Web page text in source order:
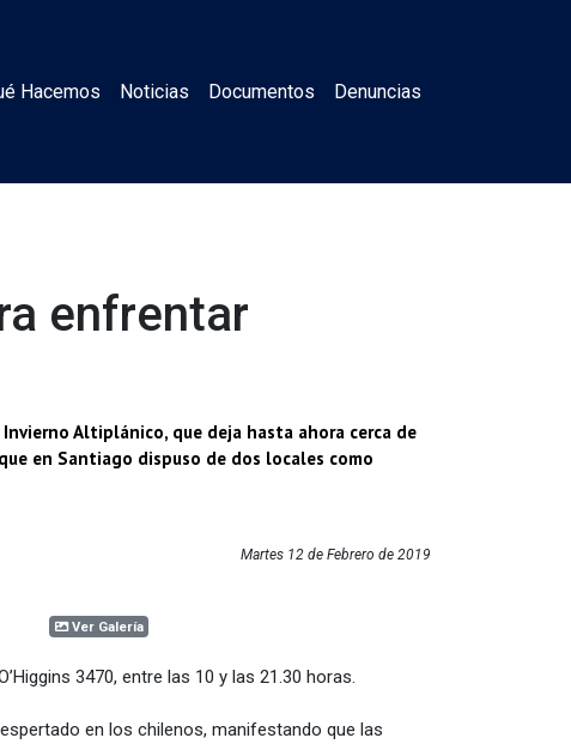
Hacemos Noticias Documentos Denuncias
enfrentar
Altiplánico, que deja hasta ahora cerca de
en Santiago dispuso de dos locales como
Martes 12 de Febrero de 2019
Ver Galería
3470, entre las 10 y las 21.30 horas.
en los chilenos, manifestando que las